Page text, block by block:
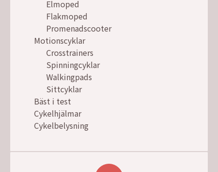
Elmoped
Flakmoped
Promenadscooter
Motionscyklar
Crosstrainers
Spinningcyklar
Walkingpads
Sittcyklar
Bäst i test
Cykelhjälmar
Cykelbelysning